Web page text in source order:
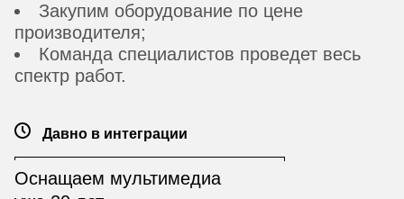
Закупим оборудование по цене
производителя;
Команда специалистов проведет весь
спектр работ.
Давно в интеграции
Оснащаем мультимедиа